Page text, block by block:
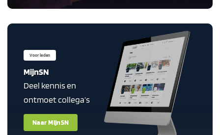
Voor leden
MijnSN
Deel kennis en
ontmoet collega’s
Naar MijnSN